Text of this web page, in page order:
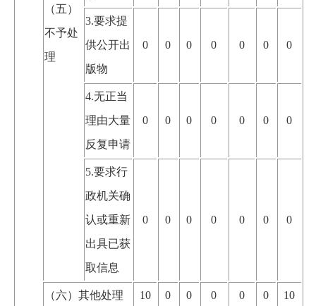
（五）
不予处
理
3.要求提
供公开出
版物
0 0 0 0 0 0 0
4.无正当
理由大量
反复申请
0 0 0 0 0 0 0
5.要求行
政机关确
认或重新
出具已获
取信息
0 0 0 0 0 0 0
（六）其他处理 10 0 0 0 0 0 10